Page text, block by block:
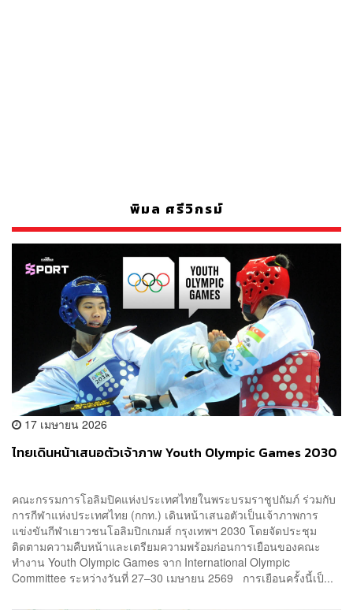
พิมล ศรีวิกรม์
17 เมษายน 2026
ไทยเดินหน้าเสนอตัวเจ้าภาพ Youth Olympic Games 2030
คณะกรรมการโอลิมปิคแห่งประเทศไทยในพระบรมราชูปถัมภ์ ร่วมกับ
การกีฬาแห่งประเทศไทย (กกท.) เดินหน้าเสนอตัวเป็นเจ้าภาพการ
แข่งขันกีฬาเยาวชนโอลิมปิกเกมส์ กรุงเทพฯ 2030 โดยจัดประชุม
ติดตามความคืบหน้าและเตรียมความพร้อมก่อนการเยือนของคณะ
ทำงาน Youth Olympic Games จาก International Olympic
Committee ระหว่างวันที่ 27–30 เมษายน 2569 การเยือนครั้งนี้เป็...